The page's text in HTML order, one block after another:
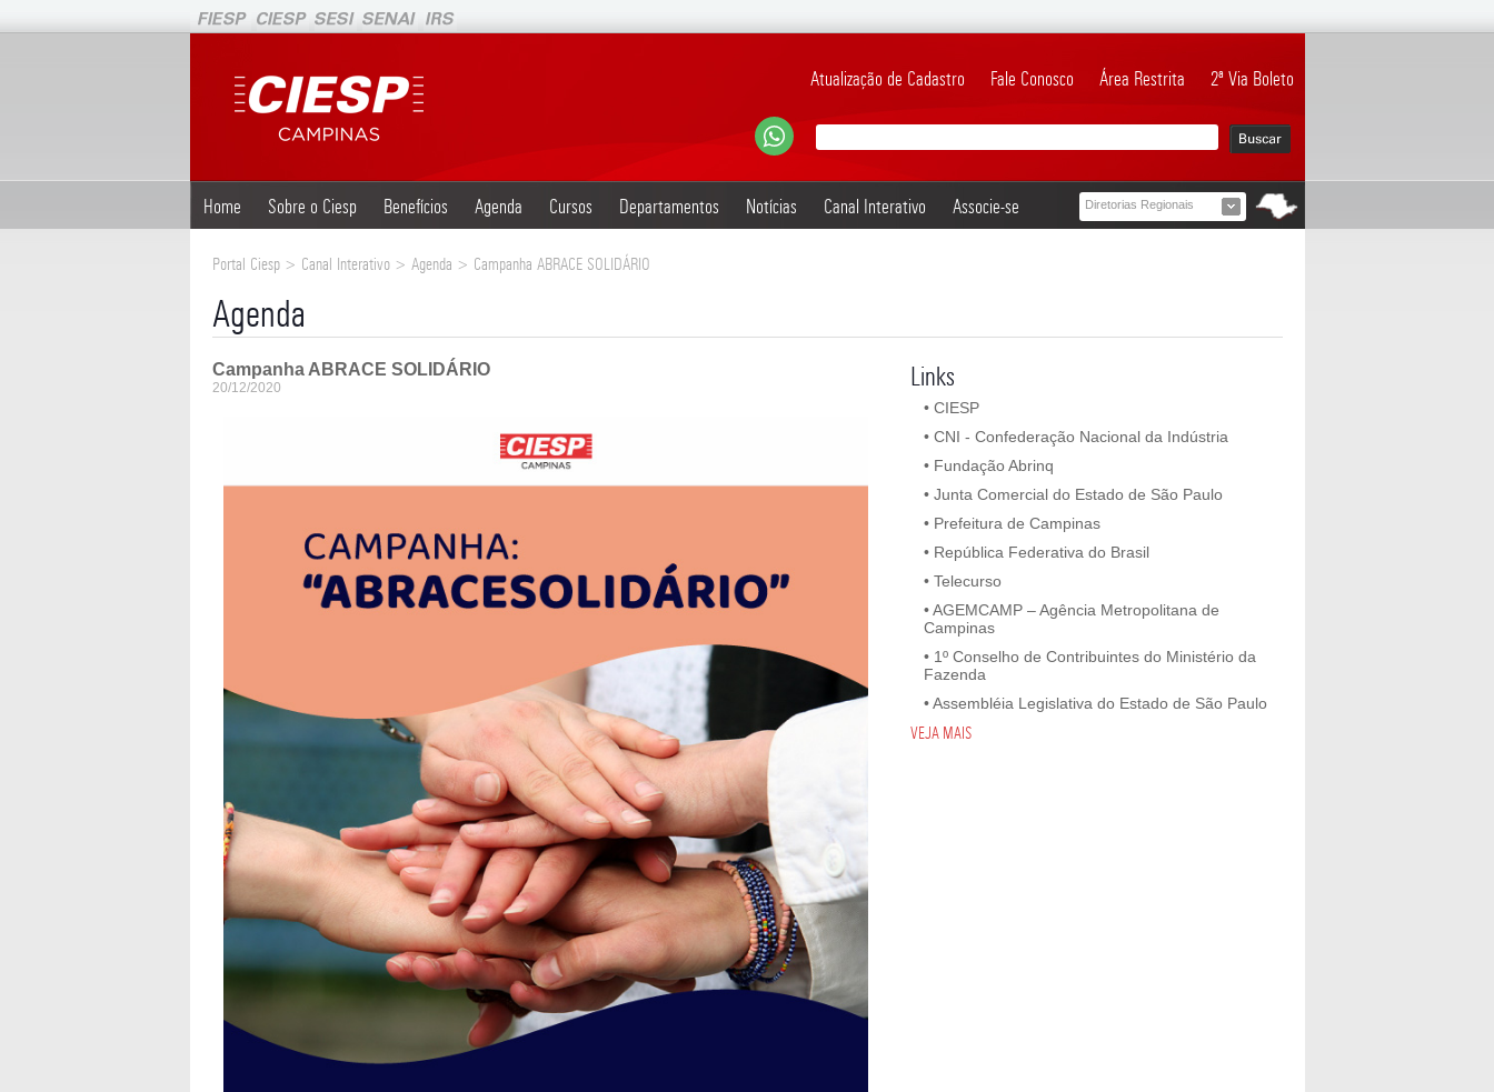
Atualização de Cadastro Fale Conosco Área Restrita 2ª Via Boleto
Home Sobre o Ciesp Benefícios Agenda Cursos Departamentos Notícias Canal Interativo Associe-se Diretorias Regionais
Portal Ciesp > Canal Interativo > Agenda > Campanha ABRACE SOLIDÁRIO
Agenda
Campanha ABRACE SOLIDÁRIO
20/12/2020 Links
• CIESP
• CNI - Confederação Nacional da Indústria
• Fundação Abrinq
• Junta Comercial do Estado de São Paulo
• Prefeitura de Campinas
• República Federativa do Brasil
• Telecurso
•AGEMCAMP – Agência Metropolitana de
Campinas
• 1º Conselho de Contribuintes do Ministério da
Fazenda
•Assembléia Legislativa do Estado de São Paulo
VEJA MAIS